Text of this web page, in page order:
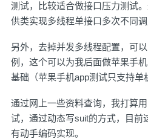
测试，比较适合做接口压力测试
供类实现多线程单接口多次不同调
另外，去掉并发多线程配置，可
例，这个可以为我后面做苹果手
基础（苹果手机app测试只支持单
通过网上一些资料查询，我打算
试，通过动态写suit的方式，目前
有动手编码实现。